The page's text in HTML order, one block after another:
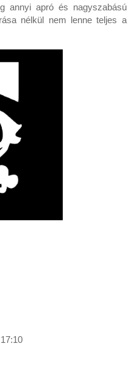
annyi apró és nagyszabású
nélkül nem lenne teljes a